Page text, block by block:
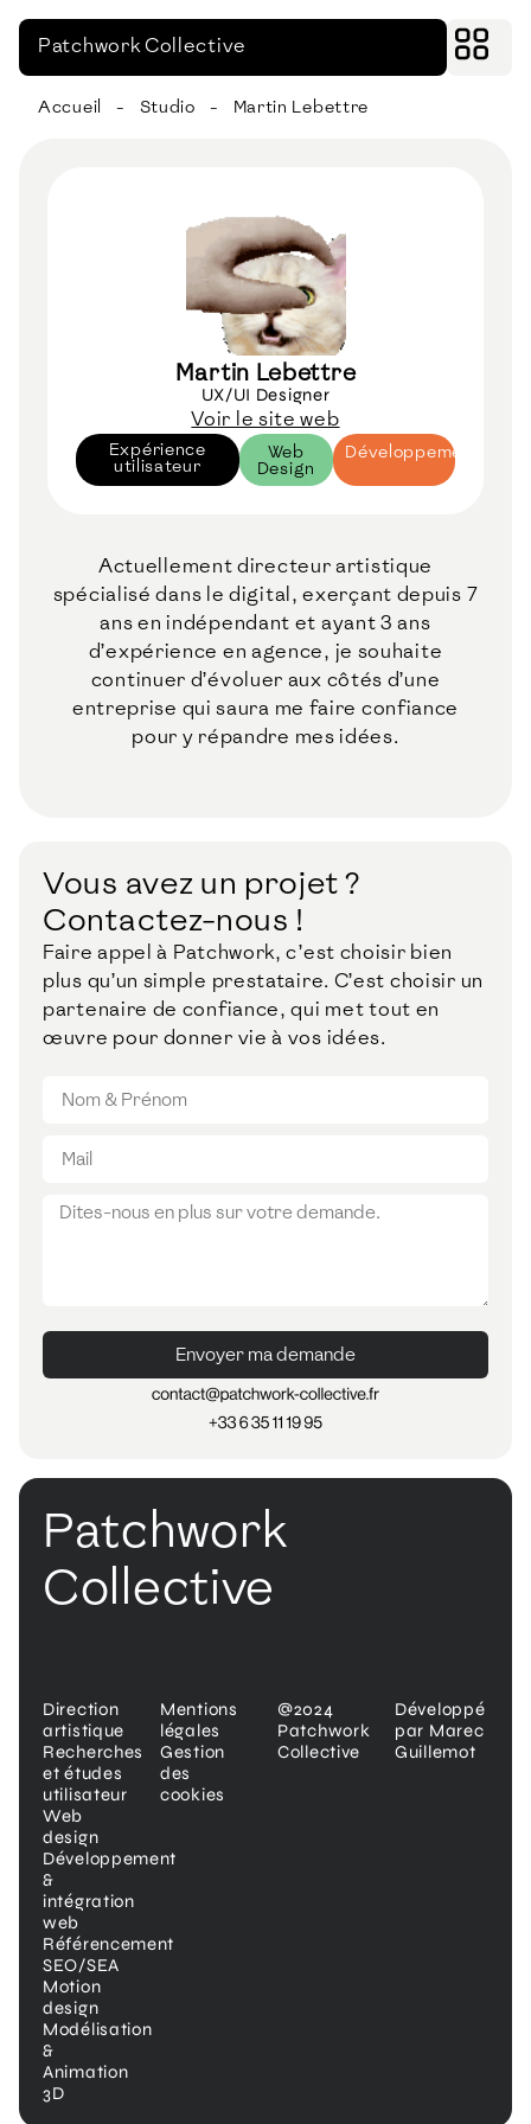
Patchwork Collective
Accueil - Studio - Martin Lebettre
Martin Lebettre
UX/UI Designer
Voir le site web
Expérience
utilisateur
Web
Design
Développement
Actuellement directeur artistique
spécialisé dans le digital, exerçant depuis 7
ans en indépendant et ayant 3 ans
d’expérience en agence, je souhaite
continuer d’évoluer aux côtés d’une
entreprise qui saura me faire confiance
pour y répandre mes idées.
Vous avez un projet ?
Contactez-nous !
Faire appel à Patchwork, c’est choisir bien
plus qu’un simple prestataire. C’est choisir un
partenaire de confiance, qui met tout en
œuvre pour donner vie à vos idées.
Envoyer ma demande
Patchwork
Collective
Direction
artistique
Recherches
et études
utilisateur
Web
design
Développement
&
intégration
web
Référencement
SEO/SEA
Motion
design
Modélisation
&
Animation
3D
Mentions
légales
Gestion
des
cookies
@2024
Patchwork
Collective
Développé
par Marec
Guillemot